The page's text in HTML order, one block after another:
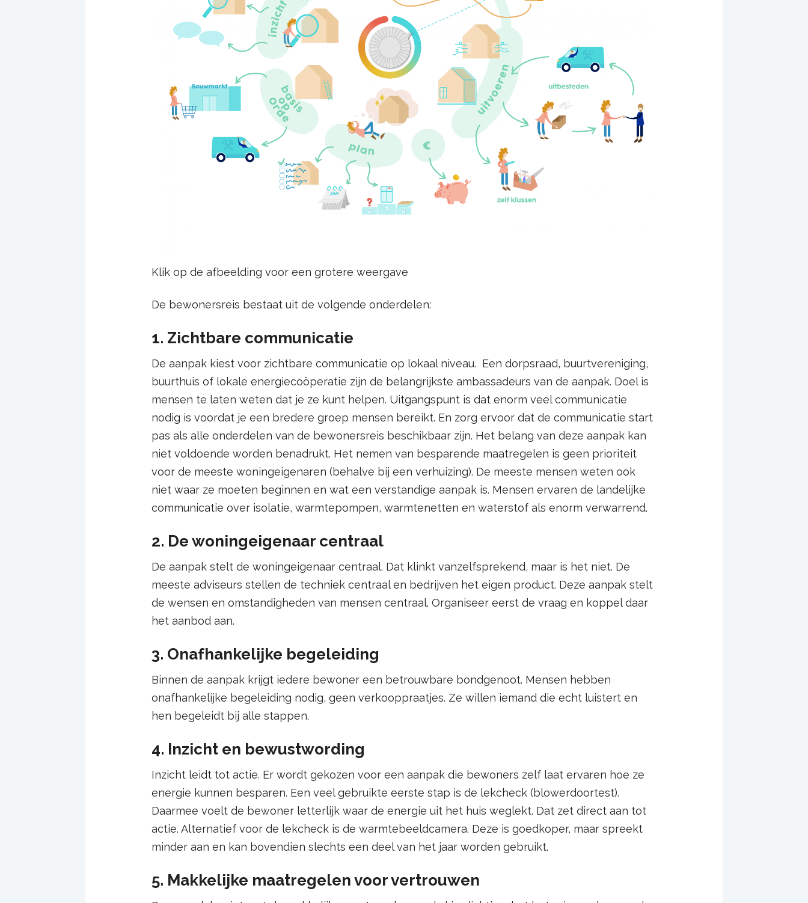
Klik op de afbeelding voor een grotere weergave
De bewonersreis bestaat uit de volgende onderdelen:
1. Zichtbare communicatie
De aanpak kiest voor zichtbare communicatie op lokaal niveau. Een dorpsraad, buurtvereniging,
buurthuis of lokale energiecoöperatie zijn de belangrijkste ambassadeurs van de aanpak. Doel is
mensen te laten weten dat je ze kunt helpen. Uitgangspunt is dat enorm veel communicatie
nodig is voordat je een bredere groep mensen bereikt. En zorg ervoor dat de communicatie start
pas als alle onderdelen van de bewonersreis beschikbaar zijn. Het belang van deze aanpak kan
niet voldoende worden benadrukt. Het nemen van besparende maatregelen is geen prioriteit
voor de meeste woningeigenaren (behalve bij een verhuizing). De meeste mensen weten ook
niet waar ze moeten beginnen en wat een verstandige aanpak is. Mensen ervaren de landelijke
communicatie over isolatie, warmtepompen, warmtenetten en waterstof als enorm verwarrend.
2. De woningeigenaar centraal
De aanpak stelt de woningeigenaar centraal. Dat klinkt vanzelfsprekend, maar is het niet. De
meeste adviseurs stellen de techniek centraal en bedrijven het eigen product. Deze aanpak stelt
de wensen en omstandigheden van mensen centraal. Organiseer eerst de vraag en koppel daar
het aanbod aan.
3. Onafhankelijke begeleiding
Binnen de aanpak krijgt iedere bewoner een betrouwbare bondgenoot. Mensen hebben
onafhankelijke begeleiding nodig, geen verkooppraatjes. Ze willen iemand die echt luistert en
hen begeleidt bij alle stappen.
4. Inzicht en bewustwording
Inzicht leidt tot actie. Er wordt gekozen voor een aanpak die bewoners zelf laat ervaren hoe ze
energie kunnen besparen. Een veel gebruikte eerste stap is de lekcheck (blowerdoortest).
Daarmee voelt de bewoner letterlijk waar de energie uit het huis weglekt. Dat zet direct aan tot
actie. Alternatief voor de lekcheck is de warmtebeeldcamera. Deze is goedkoper, maar spreekt
minder aan en kan bovendien slechts een deel van het jaar worden gebruikt.
5. Makkelijke maatregelen voor vertrouwen